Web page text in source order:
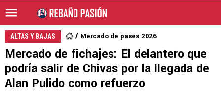
ALTAS Y BAJAS Mercado de pases 2026
Mercado de fichajes: El delantero que
podría salir de Chivas por la llegada de
Alan Pulido como refuerzo